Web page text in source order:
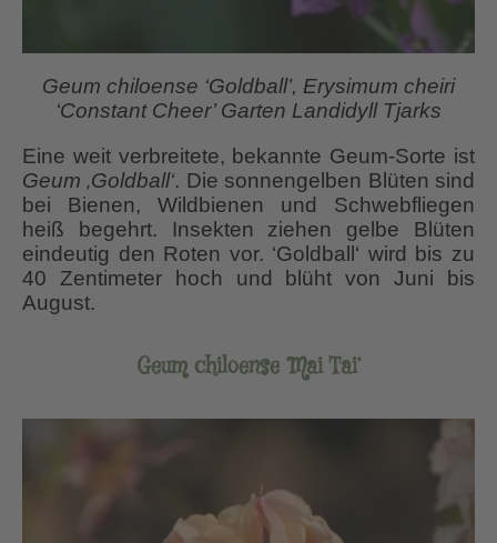
Geum chiloense ‘Goldball’, Erysimum cheiri
‘Constant Cheer’ Garten Landidyll Tjarks
Eine weit verbreitete, bekannte Geum-Sorte ist
Geum ‚Goldball‘. Die sonnengelben Blüten sind
bei Bienen, Wildbienen und Schwebfliegen
heiß begehrt. Insekten ziehen gelbe Blüten
eindeutig den Roten vor. ‘Goldball‘ wird bis zu
40 Zentimeter hoch und blüht von Juni bis
August.
Geum chiloense ‘Mai Tai‘